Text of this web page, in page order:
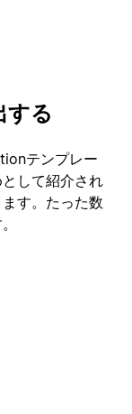
する
テンプレー
して紹介され
す。たった数